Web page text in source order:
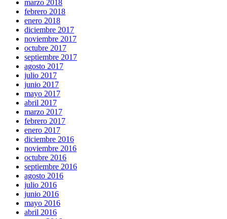
marzo 2018
febrero 2018
enero 2018
diciembre 2017
noviembre 2017
octubre 2017
septiembre 2017
agosto 2017
julio 2017
junio 2017
mayo 2017
abril 2017
marzo 2017
febrero 2017
enero 2017
diciembre 2016
noviembre 2016
octubre 2016
septiembre 2016
agosto 2016
julio 2016
junio 2016
mayo 2016
abril 2016